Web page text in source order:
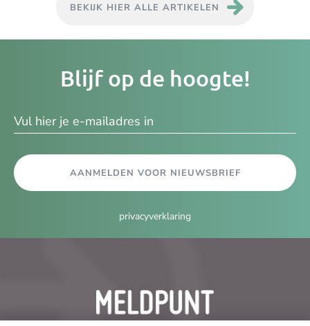
BEKIJK HIER ALLE ARTIKELEN
Blijf op de hoogte!
AANMELDEN VOOR NIEUWSBRIEF
privacyverklaring